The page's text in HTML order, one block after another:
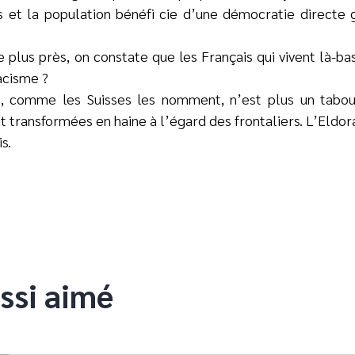
et la population bénéfi cie d’une démocratie directe
plus près, on constate que les Français qui vivent là-
?
les Suisses les nomment, n’est plus un
en haine à l’égard des frontaliers.
aimé